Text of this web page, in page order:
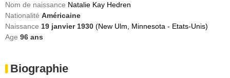
Nom de naissance Natalie Kay Hedren
Nationalité Américaine
Naissance 19 janvier 1930 (New Ulm, Minnesota - Etats-Unis)
Age 96 ans
Biographie